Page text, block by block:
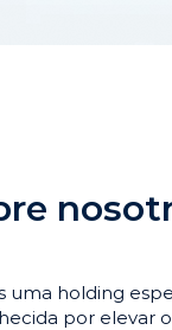
uma holding
por elevar